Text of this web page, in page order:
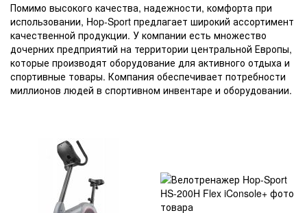
Помимо высокого качества, надежности, комфорта при
использовании, Hop-Sport предлагает широкий ассортимент
качественной продукции. У компании есть множество
дочерних предприятий на территории центральной Европы,
которые производят оборудование для активного отдыха и
спортивные товары. Компания обеспечивает потребности
миллионов людей в спортивном инвентаре и оборудовании.